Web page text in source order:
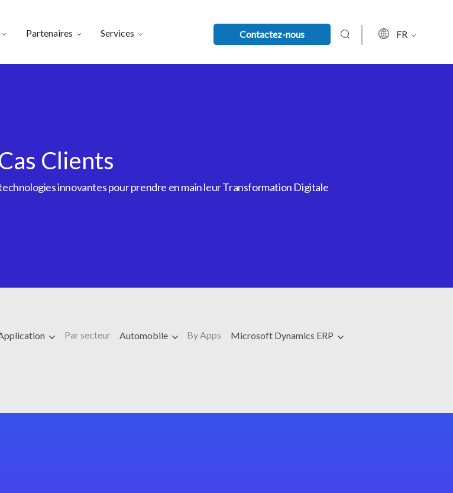
Partenaires Services Contactez-nous FR
Clients
innovantes pour prendre en main leur Transformation Digitale
Par secteur Automobile By Apps Microsoft Dynamics ERP